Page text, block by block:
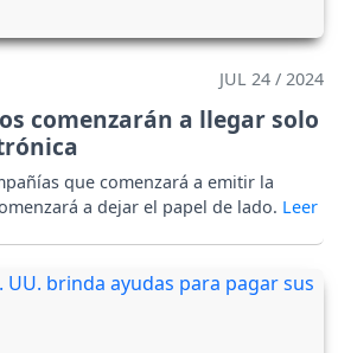
JUL 24 / 2024
comenzarán a llegar solo
que comenzará a emitir la
a dejar el papel de lado.